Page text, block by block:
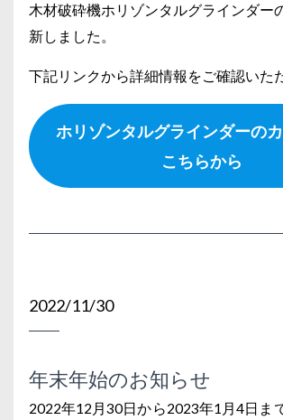
木材破砕機ホリゾンタルグラインダー
新しました。
下記リンクから詳細情報をご確認いた
ホリゾンタルグラインダーの
こちらから
2022/11/30
年末年始のお知らせ
2022年12月30日から2023年1月4日ま